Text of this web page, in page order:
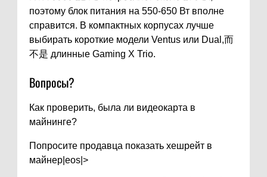
поэтому блок питания на 550-650 Вт вполне
справится. В компактных корпусах лучше
выбирать короткие модели Ventus или Dual,而
不是 длинные Gaming X Trio.
Вопросы?
Как проверить, была ли видеокарта в
майнинге?
Попросите продавца показать хешрейт в
майнер|eos|>